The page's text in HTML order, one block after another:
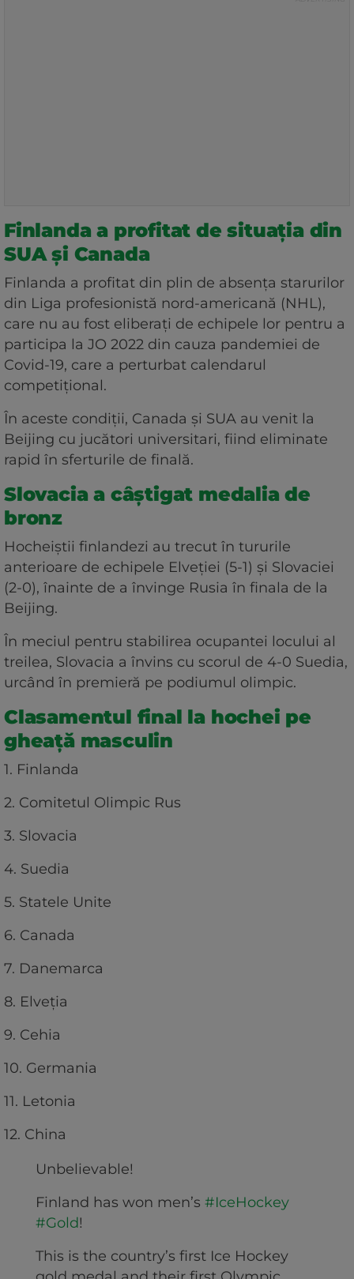
Finlanda a profitat de situația din
SUA și Canada
Finlanda a profitat din plin de absenţa starurilor
din Liga profesionistă nord-americană (NHL),
care nu au fost eliberaţi de echipele lor pentru a
participa la JO 2022 din cauza pandemiei de
Covid-19, care a perturbat calendarul
competiţional.
În aceste condiţii, Canada şi SUA au venit la
Beijing cu jucători universitari, fiind eliminate
rapid în sferturile de finală.
Slovacia a câștigat medalia de
bronz
Hocheiştii finlandezi au trecut în tururile
anterioare de echipele Elveţiei (5-1) şi Slovaciei
(2-0), înainte de a învinge Rusia în finala de la
Beijing.
În meciul pentru stabilirea ocupantei locului al
treilea, Slovacia a învins cu scorul de 4-0 Suedia,
urcând în premieră pe podiumul olimpic.
Clasamentul final la hochei pe
gheață masculin
1. Finlanda
2. Comitetul Olimpic Rus
3. Slovacia
4. Suedia
5. Statele Unite
6. Canada
7. Danemarca
8. Elveţia
9. Cehia
10. Germania
11. Letonia
12. China
Unbelievable!
Finland has won men’s #IceHockey
#Gold!
This is the country’s first Ice Hockey